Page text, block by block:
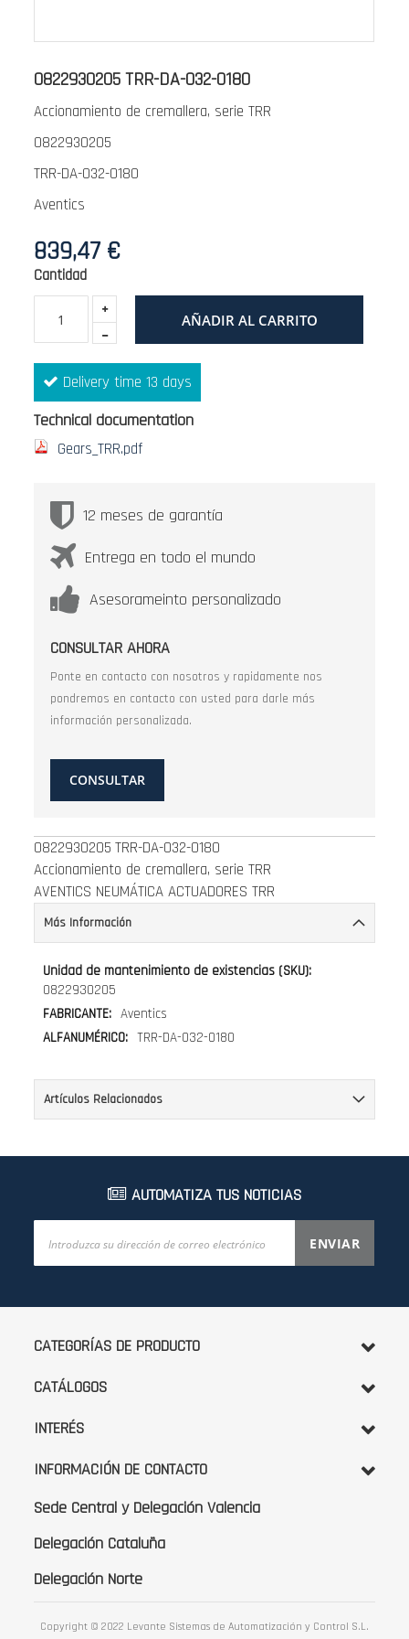
0822930205 TRR-DA-032-0180
Accionamiento de cremallera, serie TRR
0822930205
TRR-DA-032-0180
Aventics
839,47 €
Cantidad
AÑADIR AL CARRITO
Delivery time 13 days
Technical documentation
Gears_TRR.pdf
12 meses de garantía
Entrega en todo el mundo
Asesorameinto personalizado
CONSULTAR AHORA
Ponte en contacto con nosotros y rapidamente nos
pondremos en contacto con usted para darle más
información personalizada.
CONSULTAR
al
de
la
de
imágenes
0822930205 TRR-DA-032-0180
Accionamiento de cremallera, serie TRR
AVENTICS NEUMÁTICA ACTUADORES TRR
Más Información
Más
Información
0822930205
Aventics
TRR-DA-032-0180
Artículos Relacionados
AUTOMATIZA TUS NOTICIAS
noticias:
ENVIAR
CATEGORÍAS DE PRODUCTO
CATÁLOGOS
INTERÉS
INFORMACIÓN DE CONTACTO
Sede Central y Delegación Valencia
Delegación Cataluña
Delegación Norte
Copyright © 2022 Levante Sistemas de Automatización y Control S.L.